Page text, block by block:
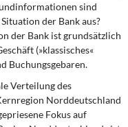
sind
der Bank aus?
der Bank ist grundsätzlich
(»klassisches«
Buchungsgebaren.
Verteilung des
Norddeutschland
Fokus auf